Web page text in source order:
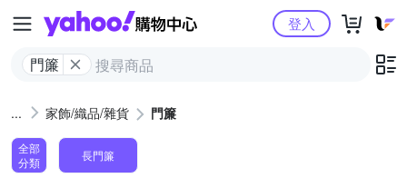
Yahoo購物中心
門簾
登入
家飾/織品/雜貨 門簾
全部
分類
長門簾